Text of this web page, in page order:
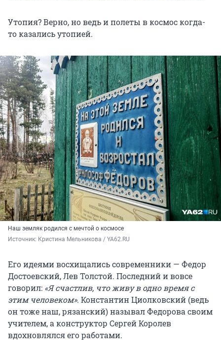
Утопия? Верно, но ведь и полеты в космос когда-
то казались утопией.
Наш земляк родился с мечтой о космосе
Источник: Кристина Мельникова / YA62.RU
Его идеями восхищались современники — Федор
Достоевский, Лев Толстой. Последний и вовсе
говорил: «Я счастлив, что живу в одно время с
этим человеком». Константин Циолковский (ведь
он тоже наш, рязанский) называл Федорова своим
учителем, а конструктор Сергей Королев
вдохновлялся его работами.